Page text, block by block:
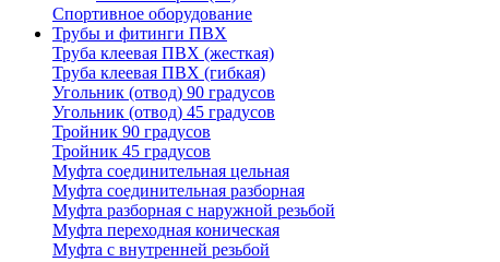
Спортивное оборудование
Трубы и фитинги ПВХ
Труба клеевая ПВХ (жесткая)
Труба клеевая ПВХ (гибкая)
Угольник (отвод) 90 градусов
Угольник (отвод) 45 градусов
Тройник 90 градусов
Тройник 45 градусов
Муфта соединительная цельная
Муфта соединительная разборная
Муфта разборная с наружной резьбой
Муфта переходная коническая
Муфта с внутренней резьбой